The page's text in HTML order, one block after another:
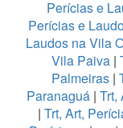
Perícias e
Perícias e
Laudos na Vila
Vila Paiva|
Palmeiras |
Paranaguá| Trt,
| Trt, Art,